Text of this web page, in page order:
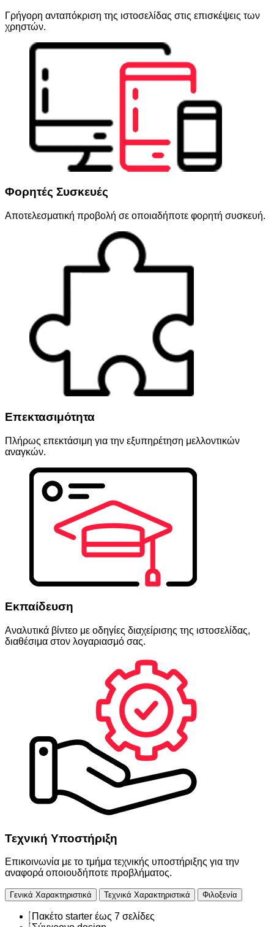
Γρήγορη ανταπόκριση της ιστοσελίδας στις επισκέψεις των
χρηστών.
Φορητές Συσκευές
Αποτελεσματική προβολή σε οποιαδήποτε φορητή συσκευή.
Επεκτασιμότητα
Πλήρως επεκτάσιμη για την εξυπηρέτηση μελλοντικών
αναγκών.
Εκπαίδευση
Αναλυτικά βίντεο με οδηγίες διαχείρισης της ιστοσελίδας,
διαθέσιμα στον λογαριασμό σας.
Τεχνική Υποστήριξη
Επικοινωνία με το τμήμα τεχνικής υποστήριξης για την
αναφορά οποιουδήποτε προβλήματος.
Γενικά Χαρακτηριστικά Τεχνικά Χαρακτηριστικά Φιλοξενία
Πακέτο starter έως 7 σελίδες